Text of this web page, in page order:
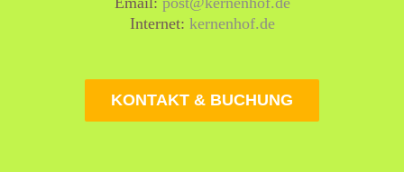
Internet: kernenhof.de
KONTAKT & BUCHUNG